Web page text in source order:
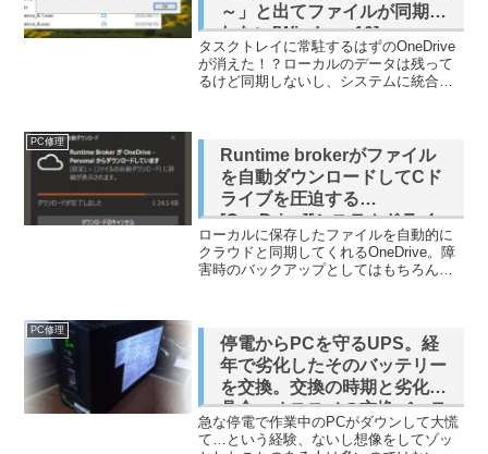
～」と出てファイルが同期さ
れない[Windows10]
タスクトレイに常駐するはずのOneDrive
が消えた！？ローカルのデータは残って
るけど同期しないし、システムに統合さ
ず、プロセスを見...
PC修理
Runtime brokerがファイル
を自動ダウンロードしてCド
ライブを圧迫する
[OneDrive][システムドライ
ブ][Windows10]
ローカルに保存したファイルを自動的に
クラウドと同期してくれるOneDrive。障
害時のバックアップとしてはもちろん、
すべてのファイル...
PC修理
停電からPCを守るUPS。経
年で劣化したそのバッテリー
を交換。交換の時期と劣化の
具合、オススメの交換バッテ
リーなど[BY50S][BYB50S]
急な停電で作業中のPCがダウンして大慌
て…という経験、ないし想像をしてゾッ